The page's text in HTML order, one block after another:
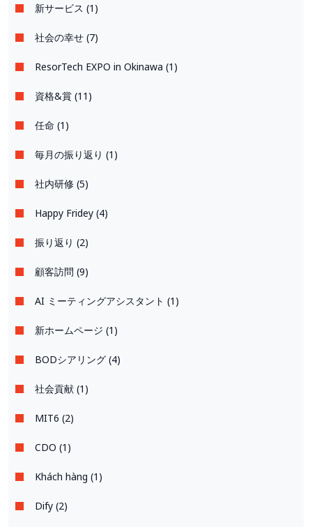
新サービス (1)
社会の幸せ (7)
ResorTech EXPO in Okinawa (1)
資格&賞 (11)
任命 (1)
毎月の振り返り (1)
社内研修 (5)
Happy Fridey (4)
振り返り (2)
顧客訪問 (9)
AI ミーティングアシスタント (1)
新ホームページ (1)
BODシアリング (4)
社会貢献 (1)
MIT6 (2)
CDO (1)
Khách hàng (1)
Dify (2)